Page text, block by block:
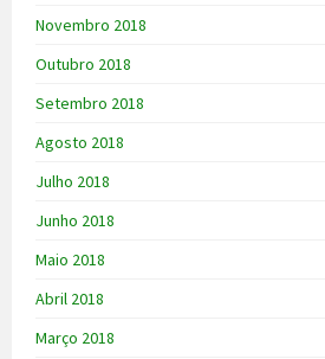
Novembro 2018
Outubro 2018
Setembro 2018
Agosto 2018
Julho 2018
Junho 2018
Maio 2018
Abril 2018
Março 2018